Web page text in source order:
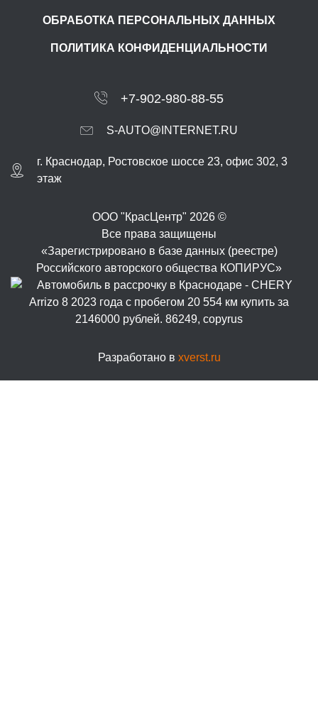
ОБРАБОТКА ПЕРСОНАЛЬНЫХ ДАННЫХ
ПОЛИТИКА КОНФИДЕНЦИАЛЬНОСТИ
+7-902-980-88-55
S-AUTO@INTERNET.RU
г. Краснодар, Ростовское шоссе 23, офис 302, 3
этаж
ООО "КрасЦентр" 2026 ©
Все права защищены
«Зарегистрировано в базе данных (реестре)
Российского авторского общества КОПИРУС»
Разработано в xverst.ru